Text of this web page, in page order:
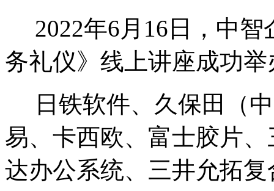
2022年6月16日，中
务礼仪》线上讲座成功举
日铁软件、久保田（
易、卡西欧、富士胶片
达办公系统、三井允拓